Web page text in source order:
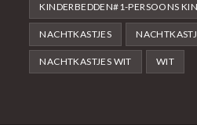
KINDERBEDDEN#1-PERSOONS
NACHTKASTJES
NACHTKASTJES WIT WIT